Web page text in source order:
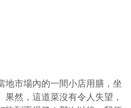
地市場內的一間小店用膳，坐
然，這道菜沒有令人失望，